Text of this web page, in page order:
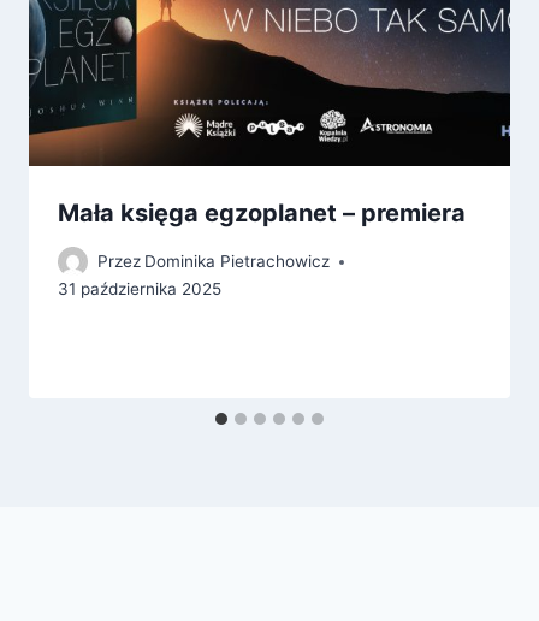
Mała księga egzoplanet – premiera
Przez Dominika Pietrachowicz
31 października 2025